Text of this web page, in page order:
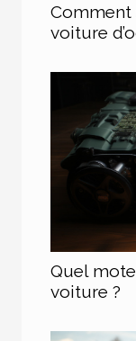
Comment
voiture
Quel
voiture ?